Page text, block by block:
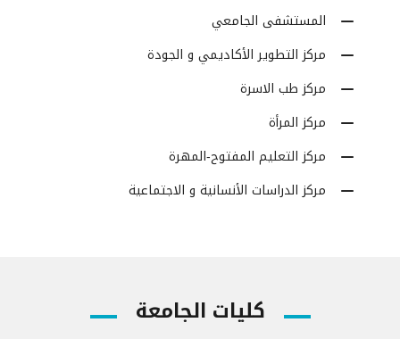
المستشفى الجامعي
مركز التطوير الأكاديمي و الجودة
مركز طب الاسرة
مركز المرأة
مركز التعليم المفتوح-المهرة
مركز الدراسات الأنسانية و الاجتماعية
كليات الجامعة